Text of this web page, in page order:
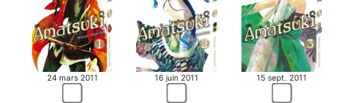
24 mars 2011 16 juin 2011 15 sept. 2011